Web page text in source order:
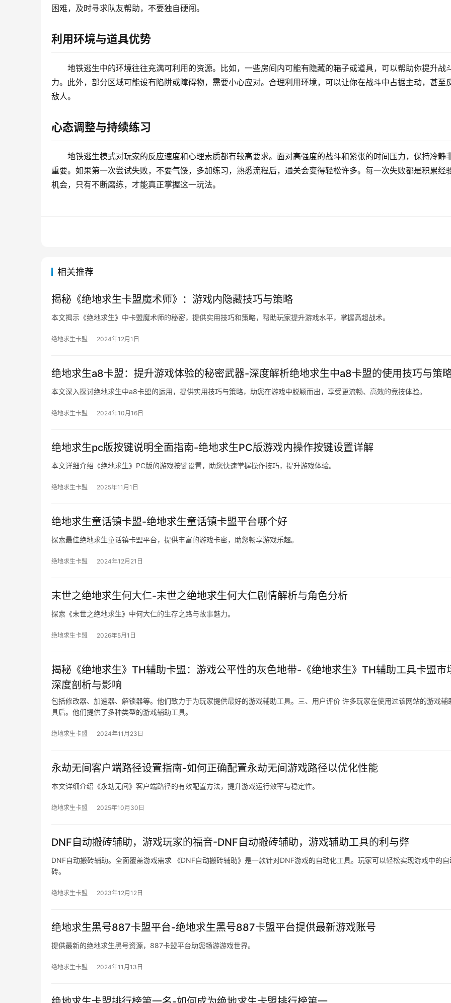
困难，及时寻求队友帮助，不要独自硬闯。
利用环境与道具优势
地铁逃生中的环境往往充满可利用的资源。比如，一些房间内可能有隐藏的箱子或道具，可以帮助你提升战
力。此外，部分区域可能设有陷阱或障碍物，需要小心应对。合理利用环境，可以让你在战斗中占据主动，甚至
敌人。
心态调整与持续练习
地铁逃生模式对玩家的反应速度和心理素质都有较高要求。面对高强度的战斗和紧张的时间压力，保持冷静
重要。如果第一次尝试失败，不要气馁，多加练习，熟悉流程后，通关会变得轻松许多。每一次失败都是积累经
机会，只有不断磨练，才能真正掌握这一玩法。
相关推荐
揭秘《绝地求生卡盟魔术师》：游戏内隐藏技巧与策略
本文揭示《绝地求生》中卡盟魔术师的秘密，提供实用技巧和策略，帮助玩家提升游戏水平，掌握高超战术。
绝地求生卡盟 2024年12月1日
绝地求生a8卡盟：提升游戏体验的秘密武器-深度解析绝地求生中a8卡盟的使用技巧与策
本文深入探讨绝地求生中a8卡盟的运用，提供实用技巧与策略，助您在游戏中脱颖而出，享受更流畅、高效的竞技体验。
绝地求生卡盟 2024年10月16日
绝地求生pc版按键说明全面指南-绝地求生PC版游戏内操作按键设置详解
本文详细介绍《绝地求生》PC版的游戏按键设置，助您快速掌握操作技巧，提升游戏体验。
绝地求生卡盟 2025年11月1日
绝地求生童话镇卡盟-绝地求生童话镇卡盟平台哪个好
探索最佳绝地求生童话镇卡盟平台，提供丰富的游戏卡密，助您畅享游戏乐趣。
绝地求生卡盟 2024年12月21日
末世之绝地求生何大仁-末世之绝地求生何大仁剧情解析与角色分析
探索《末世之绝地求生》中何大仁的生存之路与故事魅力。
绝地求生卡盟 2026年5月1日
揭秘《绝地求生》TH辅助卡盟：游戏公平性的灰色地带-《绝地求生》TH辅助工具卡盟市
深度剖析与影响
包括修改器、加速器、解锁器等。他们致力于为玩家提供最好的游戏辅助工具。三、用户评价 许多玩家在使用过该网站的游戏辅
具后。他们提供了多种类型的游戏辅助工具。
绝地求生卡盟 2024年11月23日
永劫无间客户端路径设置指南-如何正确配置永劫无间游戏路径以优化性能
本文详细介绍《永劫无间》客户端路径的有效配置方法，提升游戏运行效率与稳定性。
绝地求生卡盟 2025年10月30日
DNF自动搬砖辅助，游戏玩家的福音-DNF自动搬砖辅助，游戏辅助工具的利与弊
DNF自动搬砖辅助。全面覆盖游戏需求 《DNF自动搬砖辅助》是一款针对DNF游戏的自动化工具。玩家可以轻松实现游戏中的
砖。
绝地求生卡盟 2023年12月12日
绝地求生黑号887卡盟平台-绝地求生黑号887卡盟平台提供最新游戏账号
提供最新的绝地求生黑号资源，887卡盟平台助您畅游游戏世界。
绝地求生卡盟 2024年11月13日